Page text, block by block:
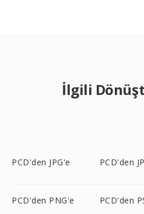
İlgili
PCD'den JPG'e PCD'den
PCD'den PNG'e PCD'den